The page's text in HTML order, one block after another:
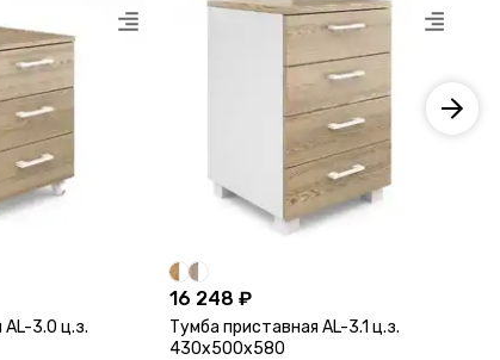
3.0 ц.з.
16 248 ₽
Тумба приставная AL-3.1 ц.з.
430х500х580